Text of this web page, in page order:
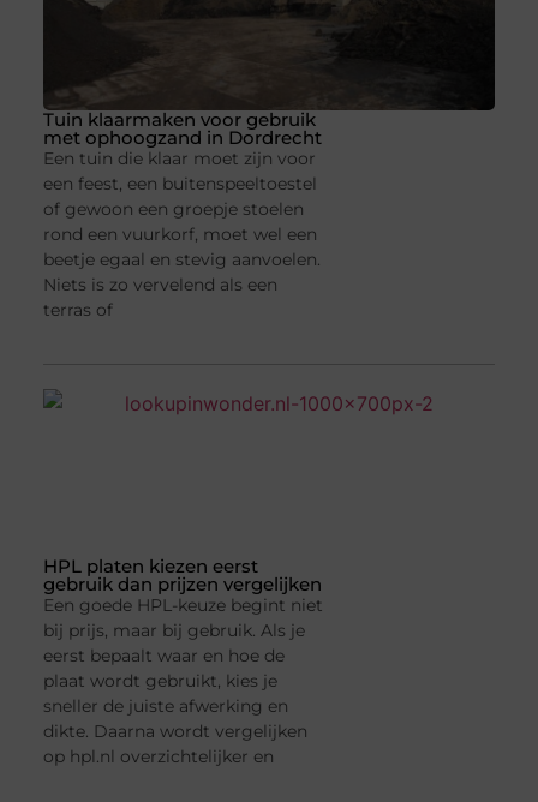
Tuin klaarmaken voor gebruik
met ophoogzand in Dordrecht
Een tuin die klaar moet zijn voor
een feest, een buitenspeeltoestel
of gewoon een groepje stoelen
rond een vuurkorf, moet wel een
beetje egaal en stevig aanvoelen.
Niets is zo vervelend als een
terras of
HPL platen kiezen eerst
gebruik dan prijzen vergelijken
Een goede HPL-keuze begint niet
bij prijs, maar bij gebruik. Als je
eerst bepaalt waar en hoe de
plaat wordt gebruikt, kies je
sneller de juiste afwerking en
dikte. Daarna wordt vergelijken
op hpl.nl overzichtelijker en